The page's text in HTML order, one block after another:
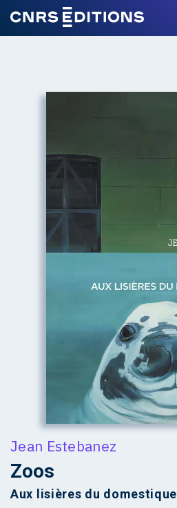
Jean Estebanez
Zoos
Aux lisières du domestique